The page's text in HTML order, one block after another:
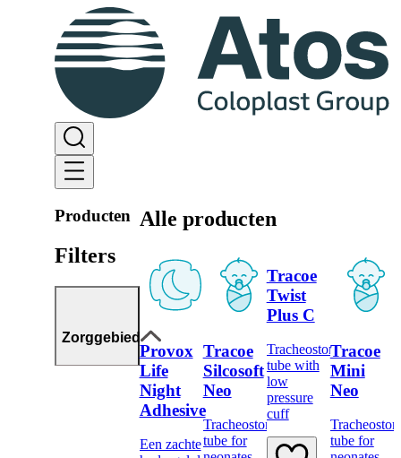
Producten
Filters
Zorggebied
Alle producten
Provox
Life
Night
Adhesive
Een zachte
Tracoe
Silcosoft
Neo
Tracheostomy
tube for
Tracoe
Twist
Plus C
Tracheostomy
tube with
low
pressure
cuff
Tracoe
Mini
Neo
tube for